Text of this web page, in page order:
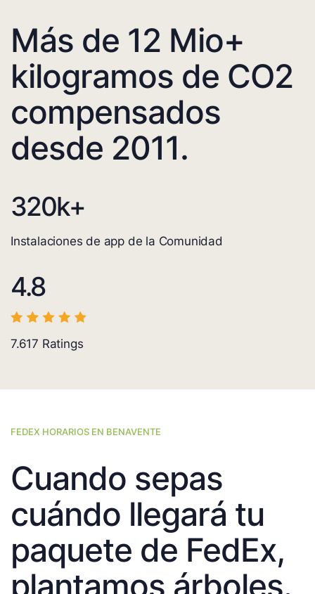
Más de 12 Mio+
kilogramos de CO2
compensados
desde 2011.
320k+
Instalaciones de app de la Comunidad
4.8
7.617 Ratings
FEDEX HORARIOS EN BENAVENTE
Cuando sepas
cuándo llegará tu
paquete de FedEx,
plantamos árboles.